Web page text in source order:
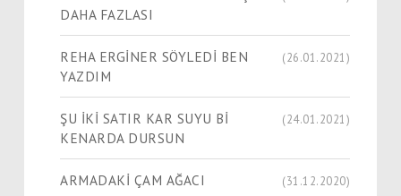
DAHA FAZLASI
REHA ERGİNER SÖYLEDİ BEN
YAZDIM
(26.01.2021)
ŞU İKİ SATIR KAR SUYU Bİ
KENARDA DURSUN
(24.01.2021)
ARMADAKİ ÇAM AĞACI (31.12.2020)